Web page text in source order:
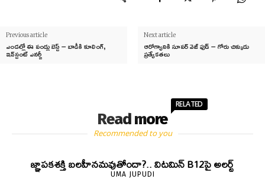
Previous article
ఎండల్లో ఈ పండ్లు బెస్ట్ – బాడీకి కూలింగ్,
ఇన్‌స్టంట్ ఎనర్జీ
Next article
ఆరోగ్యానికి సూపర్ వెజ్ ఫుడ్ – గోరు చిక్కుడు
ప్రత్యేకతలు
Read more
RELATED
Recommended to you
జ్ఞాపకశక్తి బలహీనమవుతోందా?.. విటమిన్ B12పై అలర్ట్
UMA JUPUDI